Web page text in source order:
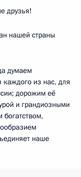
друзья!
нашей страны
думаем
каждого из нас, для
дорожим её
и грандиозными
наше